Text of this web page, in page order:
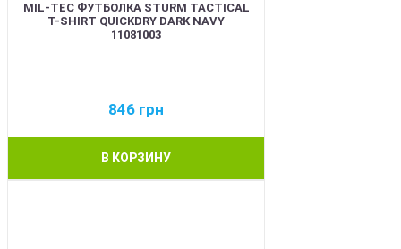
MIL-TEC ФУТБОЛКА STURM TACTICAL
T-SHIRT QUICKDRY DARK NAVY
11081003
846 грн
В КОРЗИНУ